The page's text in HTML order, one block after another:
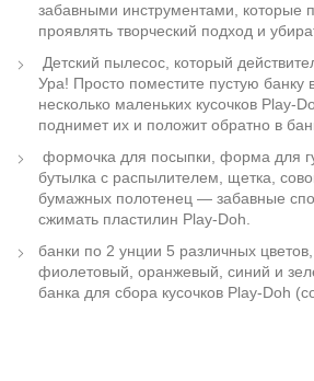
забавными инструментами, которые
проявлять творческий подход и
Детский пылесос, который
Ура! Просто поместите пустую банку
несколько маленьких кусочков Play-
поднимет их и положит обратно в
формочка для посыпки, форма для
бутылка с распылителем, щетка,
бумажных полотенец — забавные
сжимать пластилин Play-Doh.
банки по 2 унции 5 различных
фиолетовый, оранжевый, синий и
банка для сбора кусочков Play-Doh